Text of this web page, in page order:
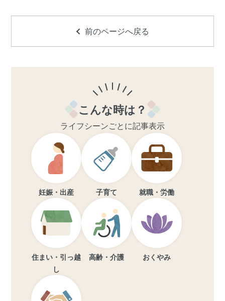
前のページへ戻る
こんな時は？
ライフシーンごとに記事表示
妊娠・出産 子育て 就職・労働
住まい・引っ越
し
高齢・介護 おくやみ